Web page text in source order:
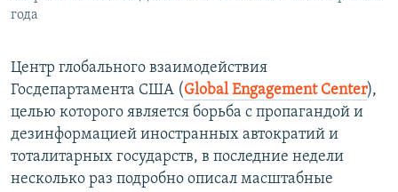
года
Центр глобального взаимодействия
Госдепартамента США (Global Engagement Center),
целью которого является борьба с пропагандой и
дезинформацией иностранных автократий и
тоталитарных государств, в последние недели
несколько раз подробно описал масштабные